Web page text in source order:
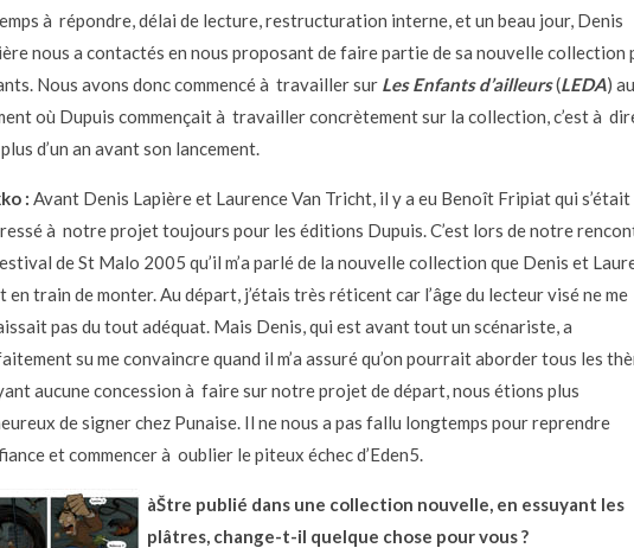
à répondre, délai de lecture, restructuration interne, et un beau jour, Denis
nous a contactés en nous proposant de faire partie de sa nouvelle collection
Nous avons donc commencé à travailler sur Les Enfants d’ailleurs(LEDA) au
où Dupuis commençait à travailler concrètement sur la collection, c’est à
d’un an avant son lancement.
: Avant Denis Lapière et Laurence Van Tricht, il y a eu Benoît Fripiat qui s’était
à notre projet toujours pour les éditions Dupuis. C’est lors de notre
de St Malo 2005 qu’il m’a parlé de la nouvelle collection que Denis et
en train de monter. Au départ, j’étais très réticent car l’âge du lecteur visé ne me
pas du tout adéquat. Mais Denis, qui est avant tout un scénariste, a
su me convaincre quand il m’a assuré qu’on pourrait aborder tous les
aucune concession à faire sur notre projet de départ, nous étions plus
de signer chez Punaise. Il ne nous a pas fallu longtemps pour reprendre
et commencer à oublier le piteux échec d’Eden5.
àŠtre publié dans une collection nouvelle, en essuyant les
plâtres, change-t-il quelque chose pour vous ?